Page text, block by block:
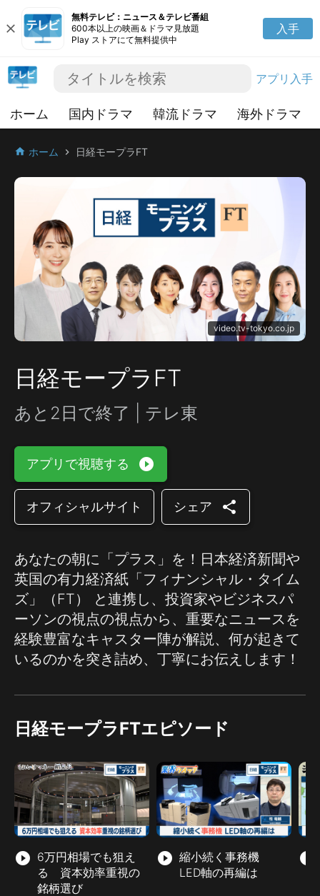
close
無料テレビ：ニュース＆テレビ番組
600本以上の映画＆ドラマ見放題
Play ストアにて無料提供中
入手
アプリ入手
ホーム 国内ドラマ 韓流ドラマ 海外ドラマ
home ホーム chevron_right 日経モープラFT
video.tv-tokyo.co.jp
日経モープラFT
あと2日で終了 | テレ東
アプリで視聴する play_circle_filled
オフィシャルサイト シェア share
あなたの朝に「プラス」を！日本経済新聞や
英国の有力経済紙「フィナンシャル・タイム
ズ」（FT） と連携し、投資家やビジネスパ
ーソンの視点の視点から、重要なニュースを
経験豊富なキャスター陣が解説、何が起きて
いるのかを突き詰め、丁寧にお伝えします！
日経モープラFTエピソード
play_circle_filled 6万円相場でも狙え
る 資本効率重視の
銘柄選び
play_circle_filled 縮小続く事務機
LED軸の再編は
play_circle_filled